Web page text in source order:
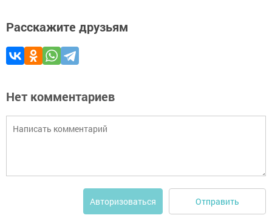
Расскажите друзьям
Нет комментариев
Авторизоваться Отправить